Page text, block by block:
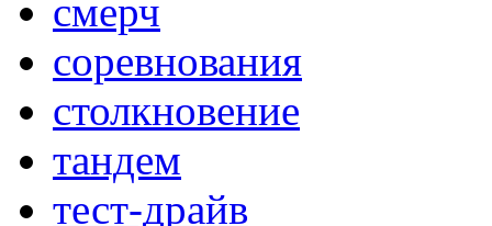
смерч
соревнования
столкновение
тандем
тест-драйв